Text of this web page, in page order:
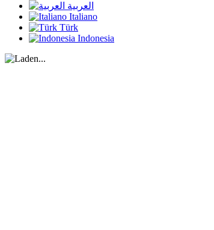
العربية
Italiano
Türk
Indonesia